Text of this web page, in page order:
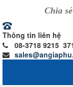
Chia
Thông tin liên hệ
08-3718 9215